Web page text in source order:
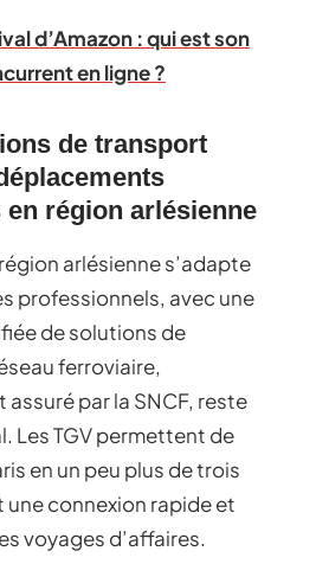
d’Amazon : qui est son
en ligne ?
de transport
en région arlésienne
arlésienne s’adapte
professionnels, avec une
de solutions de
ferroviaire,
par la SNCF, reste
Les TGV permettent de
en un peu plus de trois
connexion rapide et
voyages d’affaires.